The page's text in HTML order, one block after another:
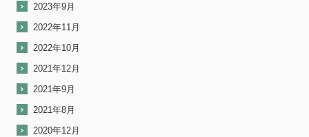
2023年9月
2022年11月
2022年10月
2021年12月
2021年9月
2021年8月
2020年12月